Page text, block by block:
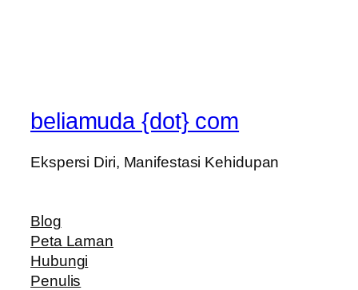
beliamuda {dot} com
Ekspersi Diri, Manifestasi Kehidupan
Blog
Peta Laman
Hubungi
Penulis